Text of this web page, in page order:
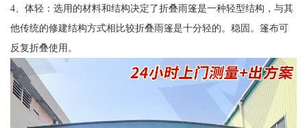
4、体轻：选用的材料和结构决定了折叠雨篷是一种轻型结构，与其
他传统的修建结构方式相比较折叠雨篷是十分轻的。稳固。篷布可
反复折叠使用。